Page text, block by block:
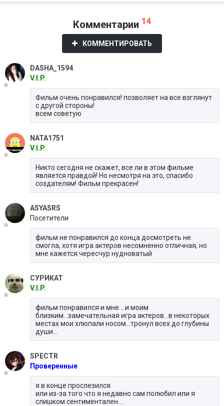
Комментарии 14
КОММЕНТИРОВАТЬ
DASHA_1594
V.I.P.
Фильм очень понравился! позволяет на все взглянут
с другой стороны!
всем советую
NATA1751
V.I.P.
Никто сегодня не скажет, все ли в этом фильме
является правдой! Но несмотря на это, спасибо
создателям! Фильм прекрасен!
ASYASRS
Посетители
фильм не понравился до конца досмотреть не
смогла, хотя игра актеров несомненно отличная, но
мне кажется чересчур нудноватый
СУРИКАТ
V.I.P.
фильм понравился и мне ...и моим
близким...замечательная игра актеров...в некоторых
местах мои хлюпали носом...тронул всех до глубины
души...
SPECTR
Проверенные
я в конце прослезился
или из-за того что я недавно сам полюбил или я
слишком сентиментален....